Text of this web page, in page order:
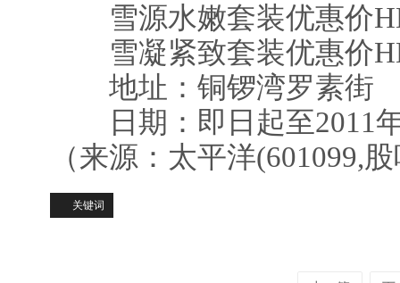
雪源水嫩套装优惠价
雪凝紧致套装优惠价
地址：铜锣湾罗素街
日期：即日起至2011
（来源：太平洋(601099,
关键词